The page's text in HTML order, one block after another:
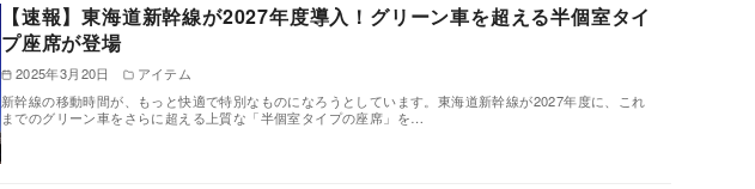
【速報】東海道新幹線が2027年度導入！グリーン車を超える半個室タイ
プ座席が登場
2025年3月20日
アイテム
新幹線の移動時間が、もっと快適で特別なものになろうとしています。東海道新幹線が2027年度に、これ
までのグリーン車をさらに超える上質な「半個室タイプの座席」を…